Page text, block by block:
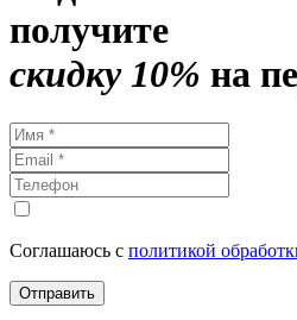
получите
скидку 10% на
Соглашаюсь с политикой